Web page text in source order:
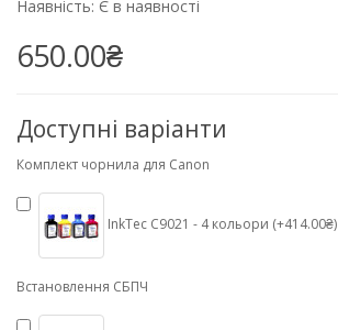
Наявність: Є в наявності
650.00₴
Доступні варіанти
Комплект чорнила для Canon
InkTec C9021 - 4 кольори (+414.00₴)
Встановлення СБПЧ